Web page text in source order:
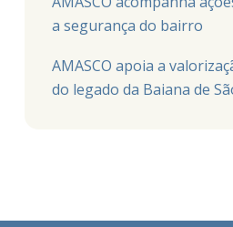
a segurança do bairro
AMASCO apoia a
do legado da Baiana de